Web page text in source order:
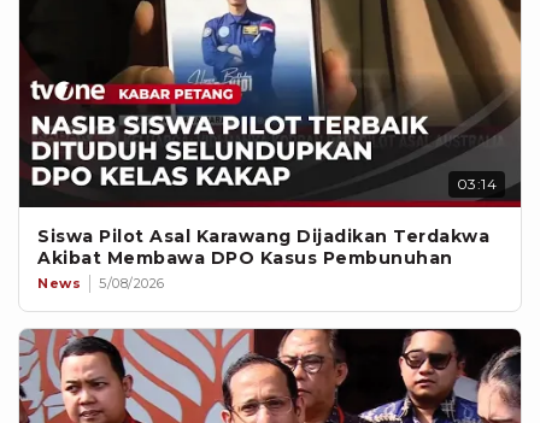
03:14
Siswa Pilot Asal Karawang Dijadikan Terdakwa
Akibat Membawa DPO Kasus Pembunuhan
News 5/08/2026